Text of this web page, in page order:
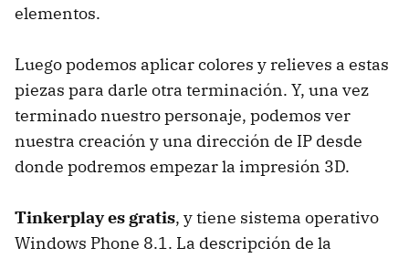
elementos.
Luego podemos aplicar colores y relieves a estas
piezas para darle otra terminación. Y, una vez
terminado nuestro personaje, podemos ver
nuestra creación y una dirección de IP desde
donde podremos empezar la impresión 3D.
Tinkerplay es gratis, y tiene sistema operativo
Windows Phone 8.1. La descripción de la